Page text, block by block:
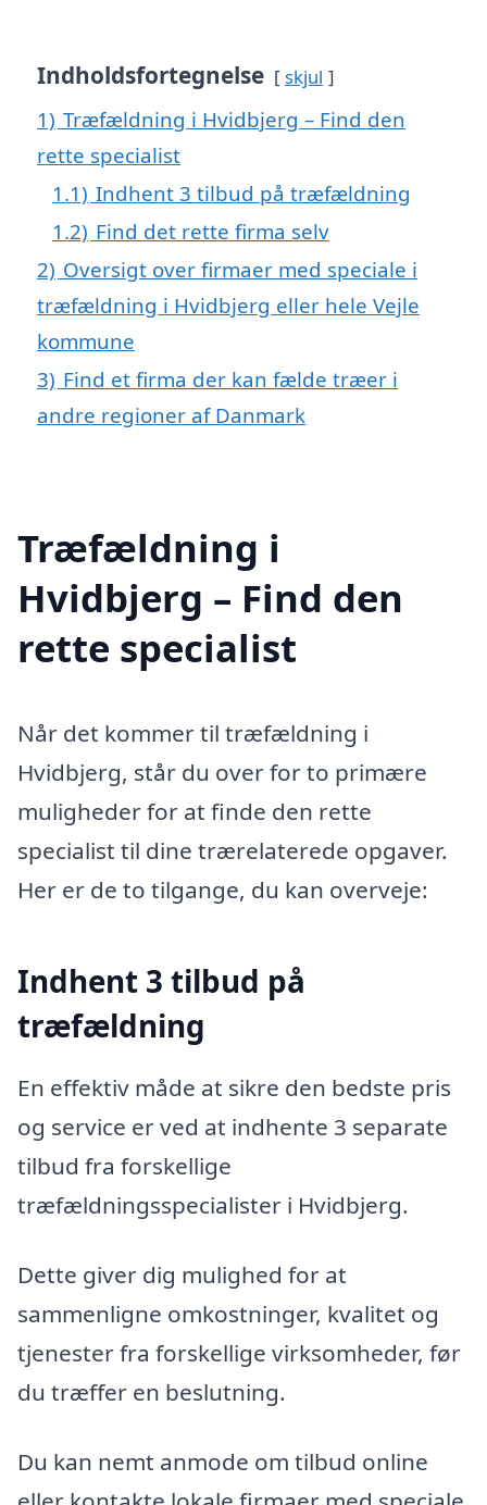
Indholdsfortegnelse skjul
1) Træfældning i Hvidbjerg – Find den
rette specialist
1.1) Indhent 3 tilbud på træfældning
1.2) Find det rette firma selv
2) Oversigt over firmaer med speciale i
træfældning i Hvidbjerg eller hele Vejle
kommune
3) Find et firma der kan fælde træer i
andre regioner af Danmark
Træfældning i
Hvidbjerg – Find den
rette specialist
Når det kommer til træfældning i
Hvidbjerg, står du over for to primære
muligheder for at finde den rette
specialist til dine trærelaterede opgaver.
Her er de to tilgange, du kan overveje:
Indhent 3 tilbud på
træfældning
En effektiv måde at sikre den bedste pris
og service er ved at indhente 3 separate
tilbud fra forskellige
træfældningsspecialister i Hvidbjerg.
Dette giver dig mulighed for at
sammenligne omkostninger, kvalitet og
tjenester fra forskellige virksomheder, før
du træffer en beslutning.
Du kan nemt anmode om tilbud online